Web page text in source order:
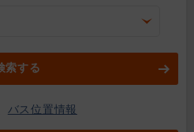
索する
バス位置情報